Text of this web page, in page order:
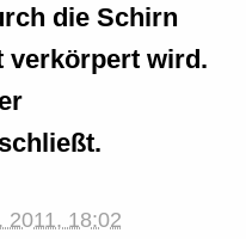
die Schirn
verkörpert wird.
2011, 18:02